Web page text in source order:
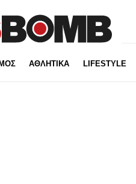
ΑΘΛΗΤΙΚΑ LIFESTYLE